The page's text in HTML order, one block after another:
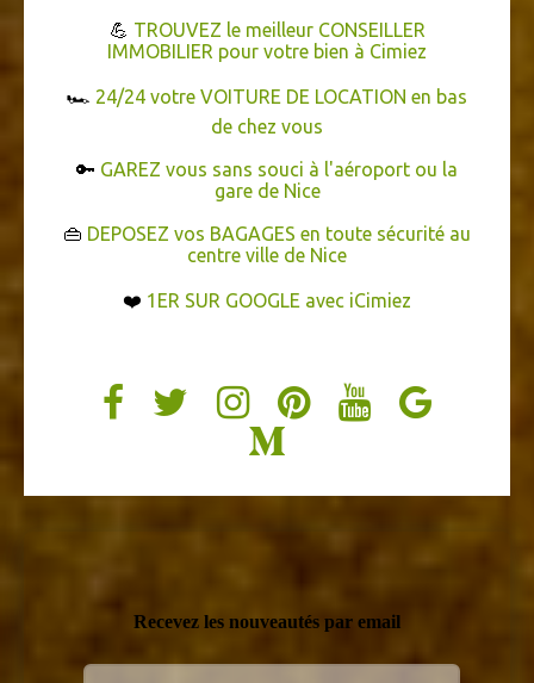
💪 TROUVEZ le meilleur CONSEILLER
IMMOBILIER pour votre bien à Cimiez
🏎️ 24/24 votre VOITURE DE LOCATION en bas
de chez vous
🔑 GAREZ vous sans souci à l'aéroport ou la
gare de Nice
👜 DEPOSEZ vos BAGAGES en toute sécurité au
centre ville de Nice
❤️ 1ER SUR GOOGLE avec iCimiez
Recevez les nouveautés par email